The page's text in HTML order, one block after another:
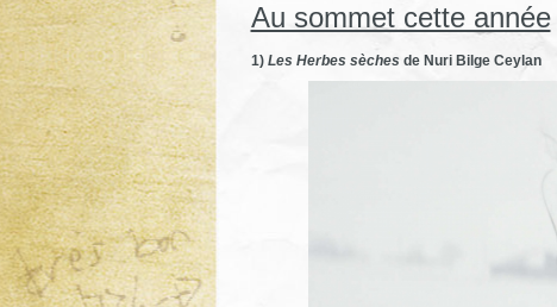
Au sommet cette année
1) Les Herbes sèchesde Nuri Bilge Ceylan